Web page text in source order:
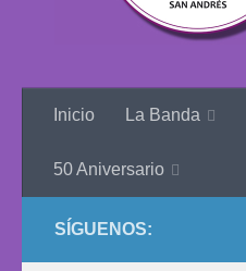
Inicio La Banda
50 Aniversario
SÍGUENOS: